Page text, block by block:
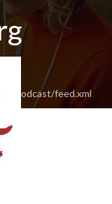
feed.xml